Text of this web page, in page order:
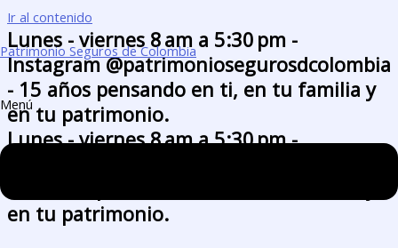
Ir al contenido
Patrimonio Seguros de Colombia
Menú
Lunes - viernes 8 am a 5:30 pm -
Instagram @patrimoniosegurosdcolombia
- 15 años pensando en ti, en tu familia y
en tu patrimonio.
Lunes - viernes 8 am a 5:30 pm -
en tu patrimonio.